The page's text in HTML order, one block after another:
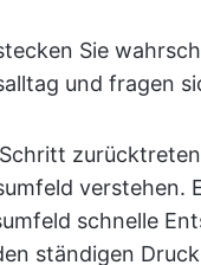
Sie
und fragen
verstehen.
schnelle
ständigen